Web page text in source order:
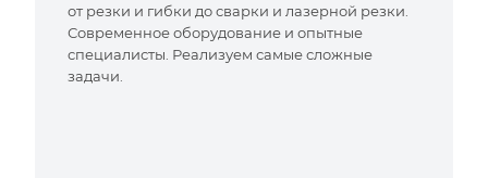
от резки и гибки до сварки и лазерной резки.
Современное оборудование и опытные
специалисты. Реализуем самые сложные
задачи.